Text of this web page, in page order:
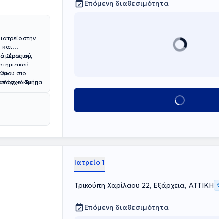
στην
και
μέρος της
στο
Τμήμα
Ωρωπού,
και η
Επόμενη διαθεσιμότητα
Κλείσε ραντεβού
Ιατρείο 1
Τρικούπη Χαρίλαου 22, Εξάρχεια, ΑΤΤΙΚΗ
Επόμενη διαθεσιμότητα